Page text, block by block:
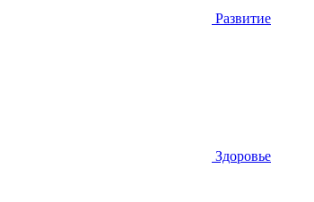
Развитие
Здоровье